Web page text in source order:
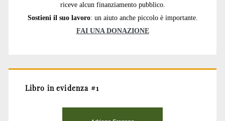
riceve alcun finanziamento pubblico.
Sostieni il suo lavoro: un aiuto anche piccolo è importante.
FAI UNA DONAZIONE
Libro in evidenza #1